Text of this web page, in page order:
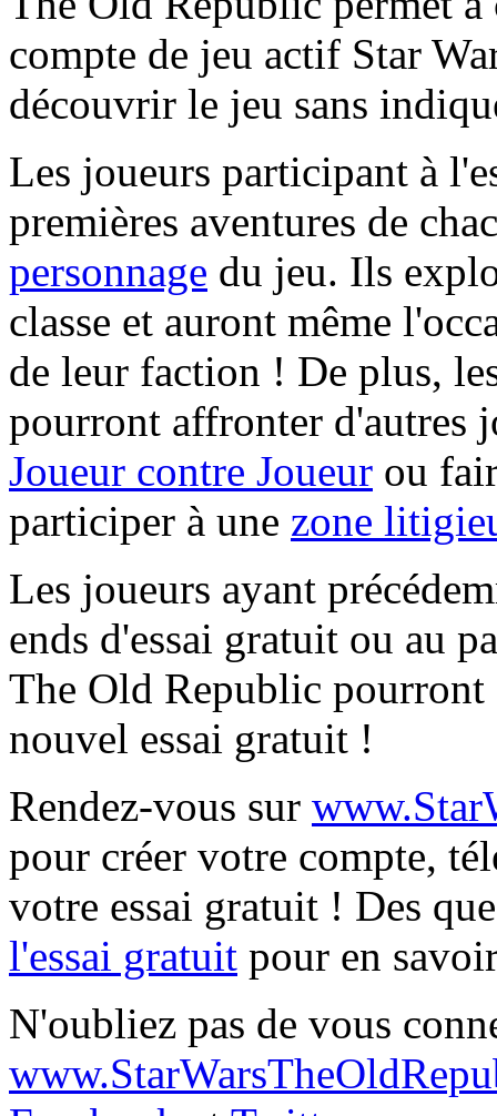
compte de jeu actif Star
découvrir le jeu sans
Les joueurs participant à
premières aventures de
personnage du jeu. Ils
classe et auront même
de leur faction ! De plus,
pourront affronter d'autres
Joueur contre Joueur ou
participer à une zone
Les joueurs ayant
ends d'essai gratuit ou au
The Old Republic pourront
nouvel essai gratuit !
Rendez-vous sur
pour créer votre compte,
votre essai gratuit ! Des
l'essai gratuit pour en
N'oubliez pas de vous